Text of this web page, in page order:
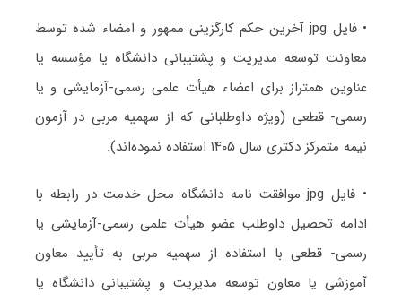
• فایل jpg آخرین حکم کارگزینی ممهور و امضاء شده توسط
معاونت توسعه مدیریت و پشتیبانی دانشگاه یا مؤسسه یا
عناوین همتراز برای اعضاء هیأت علمی رسمی-آزمایشی و یا
رسمی- قطعی (ویژه داوطلبانی که از سهمیه مربی در آزمون
نیمه متمرکز دکتری سال ۱۴۰۵ استفاده نموده‌اند).
• فایل jpg موافقت نامه دانشگاه محل خدمت در رابطه با
ادامه تحصیل داوطلب عضو هیأت علمی رسمی-آزمایشی یا
رسمی- قطعی با استفاده از سهمیه مربی به تأیید معاون
آموزشی یا معاون توسعه مدیریت و پشتیبانی دانشگاه یا